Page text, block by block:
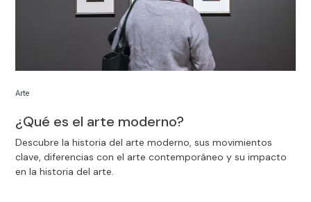
¿Qué es el arte moderno?
Arte
Descubre la historia del arte moderno, sus movimientos
clave, diferencias con el arte contemporáneo y su impacto
en la historia del arte.